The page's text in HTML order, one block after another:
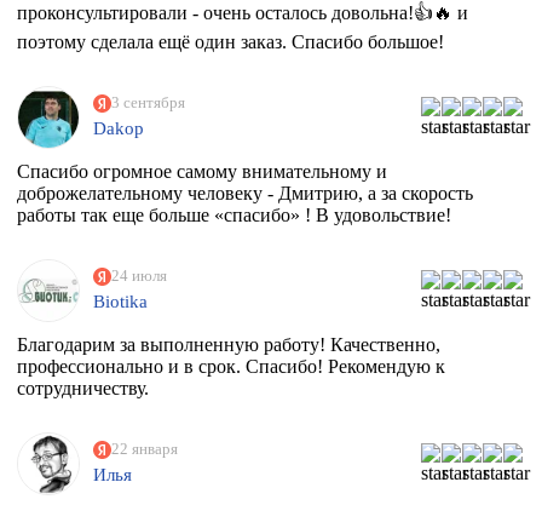
проконсультировали - очень осталось довольна!👍🔥 и
поэтому сделала ещё один заказ. Спасибо большое!
3 сентября
Dakop
Спасибо огромное самому внимательному и
доброжелательному человеку - Дмитрию, а за скорость
работы так еще больше «спасибо» ! В удовольствие!
24 июля
Biotika
Благодарим за выполненную работу! Качественно,
профессионально и в срок. Спасибо! Рекомендую к
сотрудничеству.
22 января
Илья